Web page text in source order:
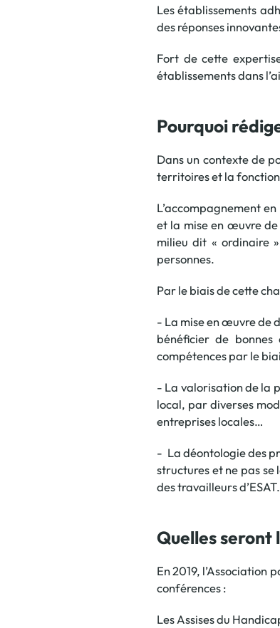
Les établissements
des réponses
Fort de cette
établissements dans
Pourquoi
Dans un contexte de
territoires et la fonction
L’accompagnement
et la mise en œuvre de
milieu dit « ordinaire
personnes.
Par le biais de cette
- La mise en œuvre de
bénéficier de
compétences par le
- La valorisation de la
local, par diverses
entreprises locales…
- La déontologie des
structures et ne pas
des travailleurs d’ESAT.
Quelles seront
En 2019, l’Association
conférences :
Les Assises du